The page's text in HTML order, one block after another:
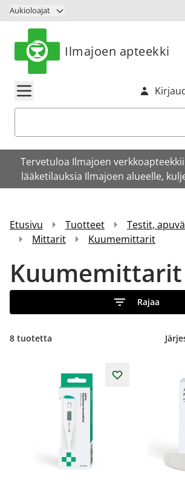
Siirry sisältöön
Aukioloajat
Ilmajoen apteekki
Tervetuloa Ilmajoen
lääketilauksia Ilmajoen alueelle,
Etusivu Tuotteet
Testit,
Mittarit
Kuumemittarit
Kuumemittarit
Rajaa
8 tuotetta